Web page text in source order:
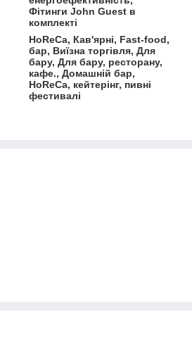
Фітинги John Guest в
комплекті
HoReCa, Кав'ярні, Fast-food,
бар, Виїзна торгівля, Для
бару, Для бару, ресторану,
кафе., Домашній бар,
HoReCa, кейтерінг, пивні
фестивалі